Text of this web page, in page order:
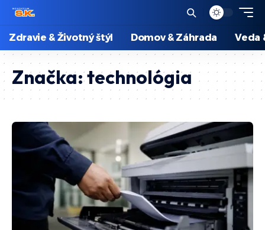
Zdravie & Životný štýl Domov & Záhrada Veda
Značka:technológia